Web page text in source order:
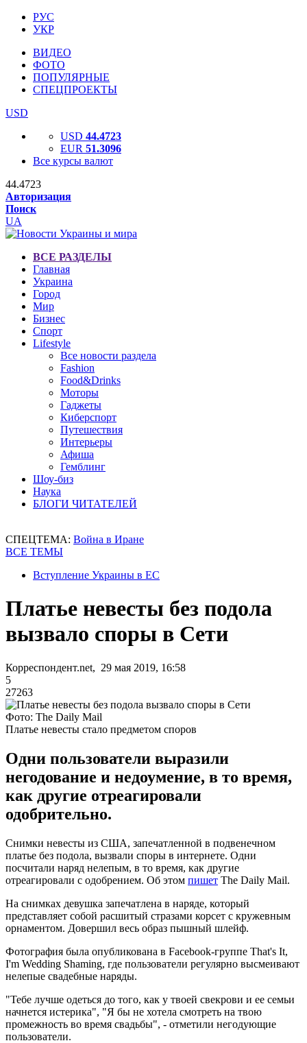
РУС
УКР
ВИДЕО
ФОТО
ПОПУЛЯРНЫЕ
СПЕЦПРОЕКТЫ
USD
USD 44.4723
EUR 51.3096
Все курсы валют
44.4723
Авторизация
Поиск
UA
ВСЕ РАЗДЕЛЫ
Главная
Украина
Город
Мир
Бизнес
Спорт
Lifestyle
Все новости раздела
Fashion
Food&Drinks
Моторы
Гаджеты
Киберспорт
Путешествия
Интерьеры
Афиша
Гемблинг
Шоу-биз
Наука
БЛОГИ ЧИТАТЕЛЕЙ
СПЕЦТЕМА: Война в Иране
ВСЕ ТЕМЫ
Вступление Украины в ЕС
Платье невесты без подола
вызвало споры в Сети
Корреспондент.net, 29 мая 2019, 16:58
5
27263
Фото: The Daily Mail
Платье невесты стало предметом споров
Одни пользователи выразили
негодование и недоумение, в то время,
как другие отреагировали
одобрительно.
Снимки невесты из США, запечатленной в подвенечном
платье без подола, вызвали споры в интернете. Одни
посчитали наряд нелепым, в то время, как другие
отреагировали с одобрением. Об этом пишет The Daily Mail.
На снимках девушка запечатлена в наряде, который
представляет собой расшитый стразами корсет с кружевным
орнаментом. Довершил весь образ пышный шлейф.
Фотография была опубликована в Facebook-группе That's It,
I'm Wedding Shaming, где пользователи регулярно высмеивают
нелепые свадебные наряды.
"Тебе лучше одеться до того, как у твоей свекрови и ее семьи
начнется истерика", "Я бы не хотела смотреть на твою
промежность во время свадьбы", - отметили негодующие
пользователи.